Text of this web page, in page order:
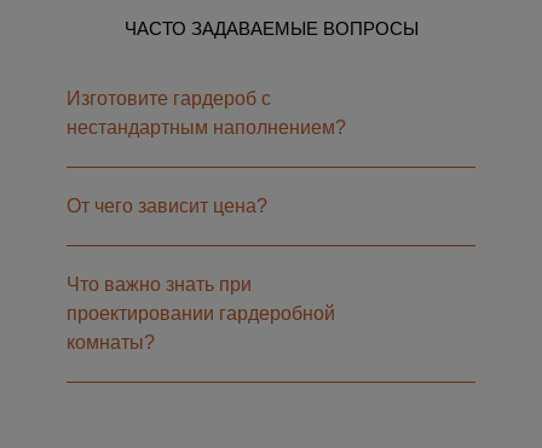
ЧАСТО ЗАДАВАЕМЫЕ ВОПРОСЫ
Изготовите гардероб с
нестандартным наполнением?
От чего зависит цена?
Что важно знать при
проектировании гардеробной
комнаты?